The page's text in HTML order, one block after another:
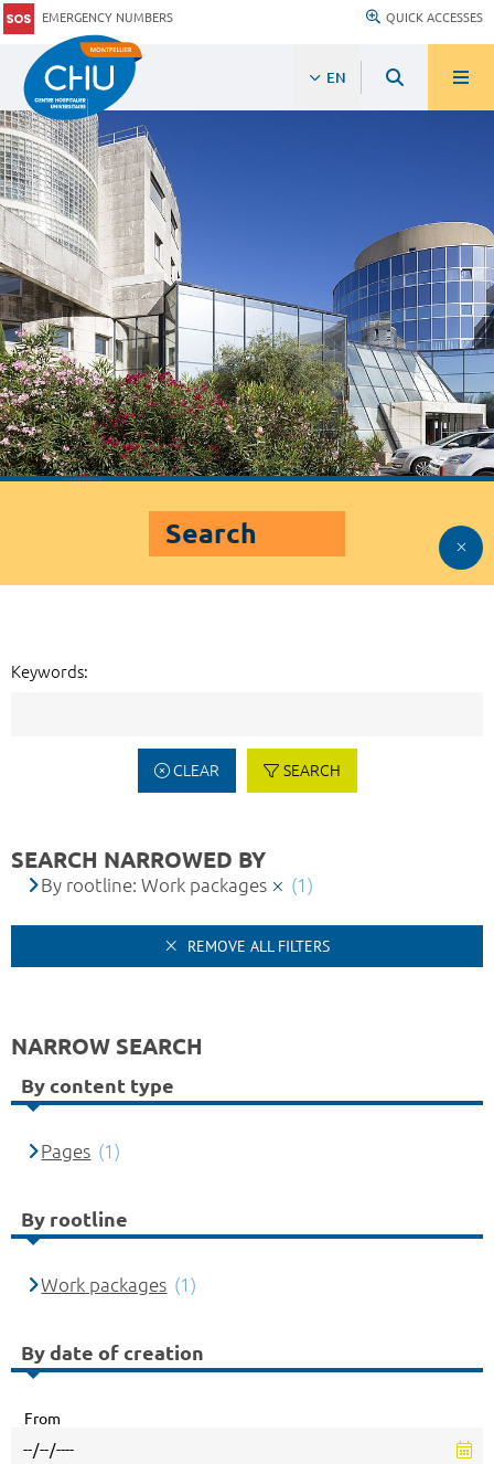
EMERGENCY NUMBERS QUICK ACCESSES
EN
Search
Keywords:
CLEAR SEARCH
SEARCH NARROWED BY
By rootline: Work packages (1)
REMOVE ALL FILTERS
NARROW SEARCH
By content type
Pages (1)
By rootline
Work packages (1)
By date of creation
From